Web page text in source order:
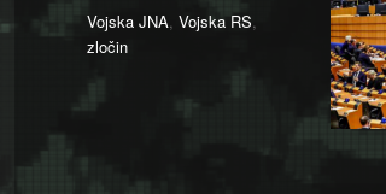
Tags
Vojska JNA, Vojska RS,
zločin